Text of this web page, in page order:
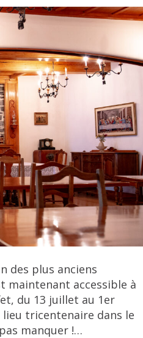
des plus anciens
maintenant accessible à
du 13 juillet au 1er
tricentenaire dans le
manquer !…